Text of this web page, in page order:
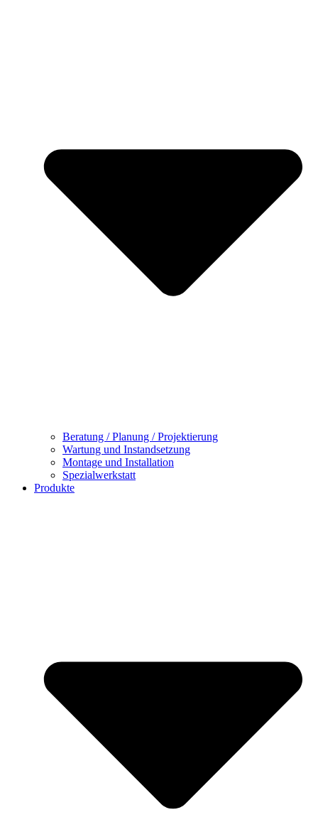
Beratung / Planung / Projektierung
Wartung und Instandsetzung
Montage und Installation
Spezialwerkstatt
Produkte